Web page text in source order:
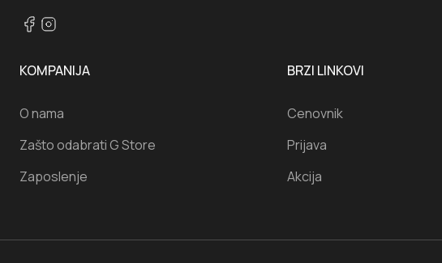
KOMPANIJA
O nama
Zašto odabrati G Store
Zaposlenje
BRZI LINKOVI
Cenovnik
Prijava
Akcija